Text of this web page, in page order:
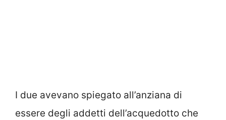
I due avevano spiegato all’anziana di
essere degli addetti dell’acquedotto che